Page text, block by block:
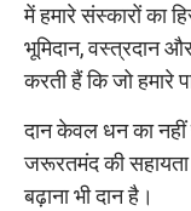
में हमारे संस्कारों का
भूमिदान, वस्त्रदान
करती हैं कि जो हमारे
दान केवल धन का नहीं
जरूरतमंद की सहायता
बढ़ाना भी दान है।